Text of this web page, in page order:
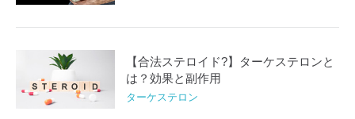
【合法ステロイド?】ターケステロンと
は？効果と副作用
ターケステロン